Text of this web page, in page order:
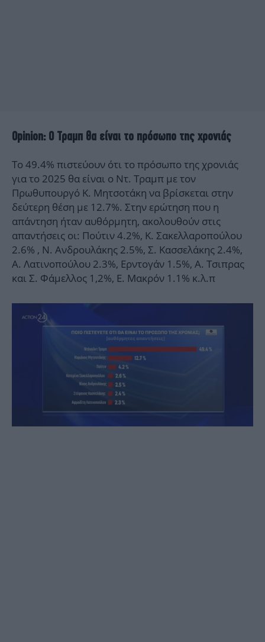
Opinion: Ο Τραμπ θα είναι το πρόσωπο της χρονιάς
Το 49.4% πιστεύουν ότι το πρόσωπο της χρονιάς
για το 2025 θα είναι ο Ντ. Τραμπ με τον
Πρωθυπουργό Κ. Μητσοτάκη να βρίσκεται στην
δεύτερη θέση με 12.7%. Στην ερώτηση που η
απάντηση ήταν αυθόρμητη, ακολουθούν στις
απαντήσεις οι: Πούτιν 4.2%, Κ. Σακελλαροπούλου
2.6% , Ν. Ανδρουλάκης 2.5%, Σ. Κασσελάκης 2.4%,
Α. Λατινοπούλου 2.3%, Ερντογάν 1.5%, Α. Τσιπρας
και Σ. Φάμελλος 1,2%, Ε. Μακρόν 1.1% κ.λ.π